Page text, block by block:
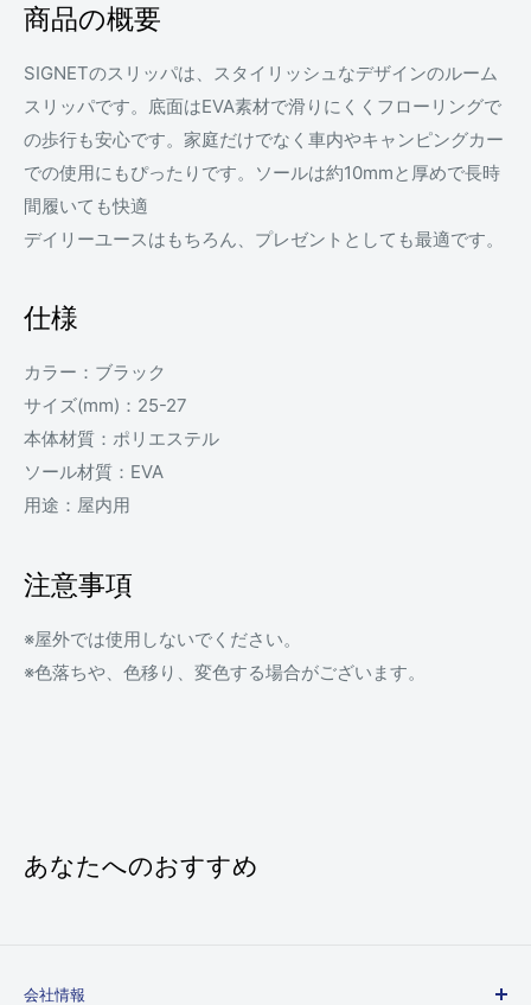
商品の概要
SIGNETのスリッパは、
スタイリッシュなデザインのルーム
スリッパです。底面はEVA素材で滑りにくくフローリングで
の歩行も安心です。 家庭だけでなく車内やキャンピングカー
での使用にもぴったりです。
ソールは約10mmと厚めで長時
間履いても快適
デイリーユースはもちろん、プレゼントとしても最適です。
仕様
カラー：ブラック
サイズ(mm)：25-27
本体材質：ポリエステル
ソール材質：EVA
用途：屋内用
注意事項
※屋外では使用しないでください。
※色落ちや、色移り、変色する場合がございます。
あなたへのおすすめ
会社情報